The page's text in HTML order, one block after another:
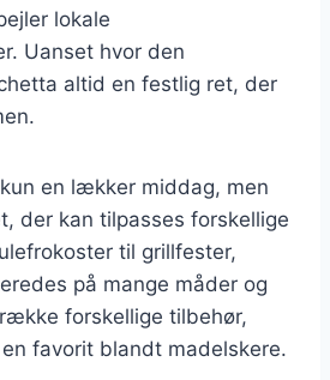
lokale
Uanset hvor den
altid en festlig ret, der
en lækker middag, men
der kan tilpasses forskellige
til grillfester,
på mange måder og
forskellige tilbehør,
favorit blandt madelskere.